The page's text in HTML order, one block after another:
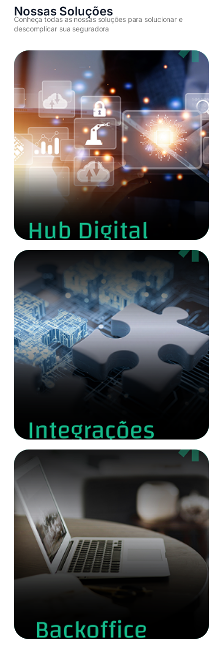
Nossas Soluções
Conheça todas as nossas soluções para solucionar e
descomplicar sua seguradora
Hub Digital
Novos Negócios
Módulo para Clientes
Integrações com Parceiros
Veja mais detalhes
Integrações
Cosseguro
Resseguro Contábil e Regulatório
Assistências
Capitalização
Investimentos
Veja mais detalhes
Backoffice
Configuração de Produtos
Motor de Cálculo
Canais de Venda
Regras de Aceitação
Administrador de Apólices
Financeiro
Sinistro
Veja mais detalhes